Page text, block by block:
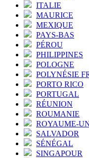
ITALIE
MAURICE
MEXIQUE
PAYS-BAS
PÉROU
PHILIPPINES
POLOGNE
POLYNÉSIE
PORTO RICO
PORTUGAL
RÉUNION
ROUMANIE
ROYAUME-
SALVADOR
SÉNÉGAL
SINGAPOUR